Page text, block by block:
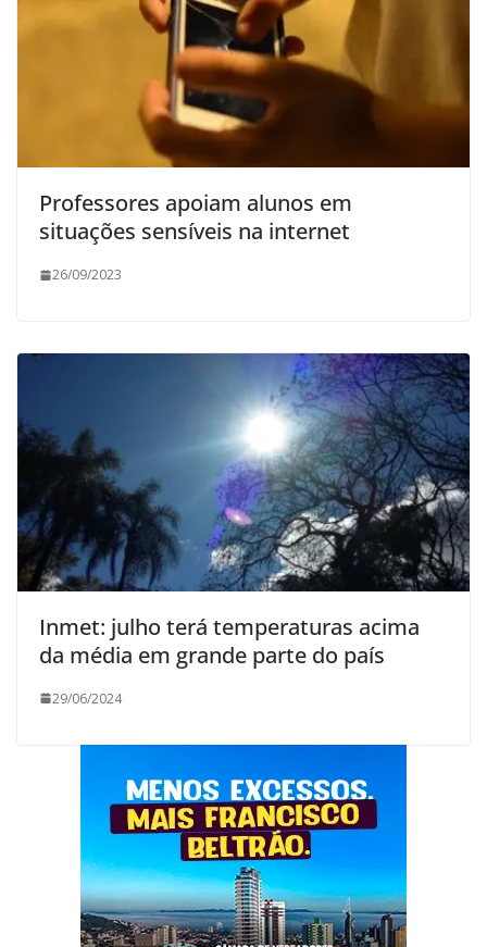
Professores apoiam alunos em
situações sensíveis na internet
26/09/2023
Inmet: julho terá temperaturas acima
da média em grande parte do país
29/06/2024